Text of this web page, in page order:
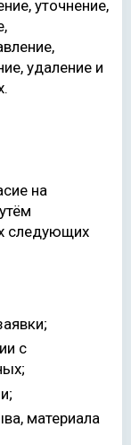
уточнение,
удаление и
на
следующих
с
материала